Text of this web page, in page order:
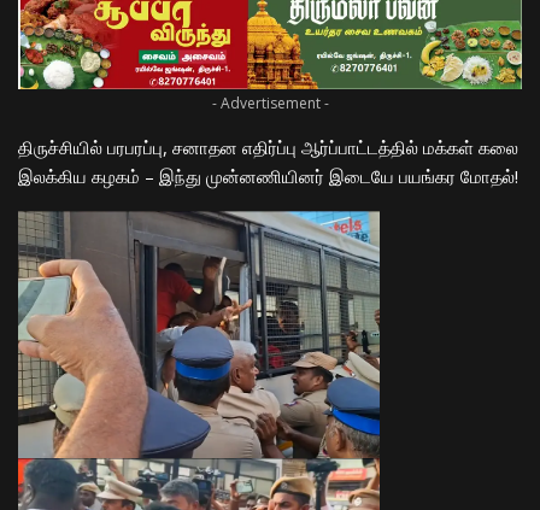
- Advertisement -
திருச்சியில் பரபரப்பு, சனாதன எதிர்ப்பு ஆர்ப்பாட்டத்தில் மக்கள் கலை
இலக்கிய கழகம் – இந்து முன்னணியினர் இடையே பயங்கர மோதல்!